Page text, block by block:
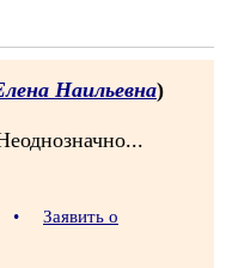
Наильевна)
•
Заявить о